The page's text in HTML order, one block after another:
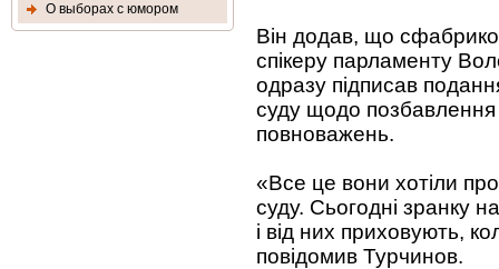
О выборах с юмором
Він додав, що
спікеру парламенту
одразу підписав
суду щодо
повноважень.
«Все це вони хотіли
суду. Сьогодні зранку
і від них приховують,
повідомив Турчинов.